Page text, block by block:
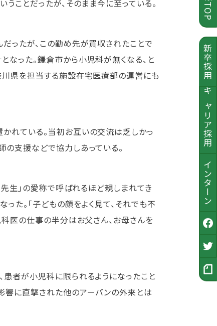
新卒採用
キャリア採用
インターン
公式Facebook
採用Twitter
採用ノート
ことだったが、そのまま今に至っている。
ったが、この勤め先が買収されたことで
った。鎌倉市から小児科が無くなる、と
川県を担当する施設在宅医療部の運営にも
れている。当初お互いの交流は乏しかっ
支援などで協力しあっている。
生」の愛称で呼ばれるほど親しまれてき
た。「子どもの顔をよく見て、それでも不
科医の仕事の半分はお父さん、お母さんを
者が小児科に限られるようになったこと
響に直撃された他のアーバンの外来とは